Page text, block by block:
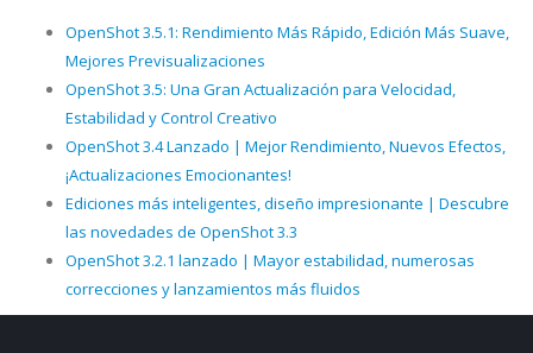
OpenShot 3.5.1: Rendimiento Más Rápido, Edición Más Suave,
Mejores Previsualizaciones
OpenShot 3.5: Una Gran Actualización para Velocidad,
Estabilidad y Control Creativo
OpenShot 3.4 Lanzado | Mejor Rendimiento, Nuevos Efectos,
¡Actualizaciones Emocionantes!
Ediciones más inteligentes, diseño impresionante | Descubre
las novedades de OpenShot 3.3
OpenShot 3.2.1 lanzado | Mayor estabilidad, numerosas
correcciones y lanzamientos más fluidos